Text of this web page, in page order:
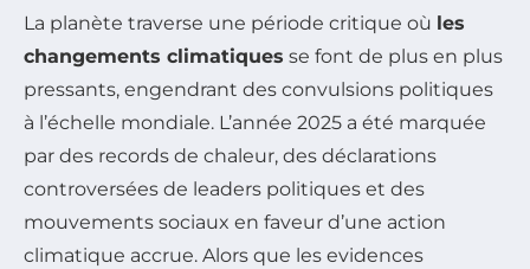
La planète traverse une période critique où les
changements climatiques se font de plus en plus
pressants, engendrant des convulsions politiques
à l’échelle mondiale. L’année 2025 a été marquée
par des records de chaleur, des déclarations
controversées de leaders politiques et des
mouvements sociaux en faveur d’une action
climatique accrue. Alors que les evidences